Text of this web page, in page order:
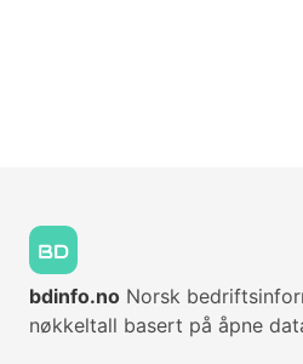
bdinfo.no Norsk
nøkkeltall basert på åpne